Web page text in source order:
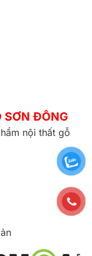
SƠN ĐÔNG
nội thất gỗ